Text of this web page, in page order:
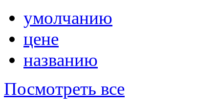
умолчанию
цене
названию
Посмотреть все